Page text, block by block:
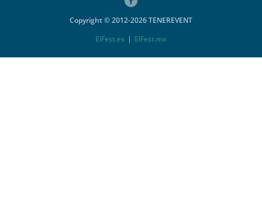
Copyright © 2012-2026 TENEREVENT
ElFest.es | ElFest.mx